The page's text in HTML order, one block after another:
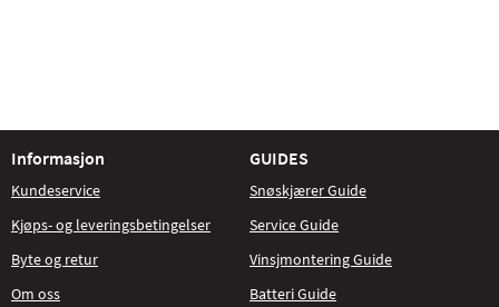
Informasjon
Kundeservice
Kjøps- og leveringsbetingelser
Byte og retur
Om oss
GUIDES
Snøskjærer Guide
Service Guide
Vinsjmontering Guide
Batteri Guide